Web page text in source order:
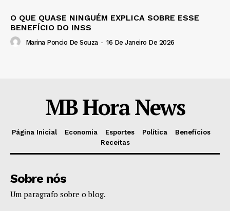
O QUE QUASE NINGUÉM EXPLICA SOBRE ESSE
BENEFÍCIO DO INSS
Marina Poncio De Souza - 16 De Janeiro De 2026
MB Hora News
Página Inicial Economia Esportes Política
Benefícios
Receitas
Sobre nós
Um paragrafo sobre o blog.